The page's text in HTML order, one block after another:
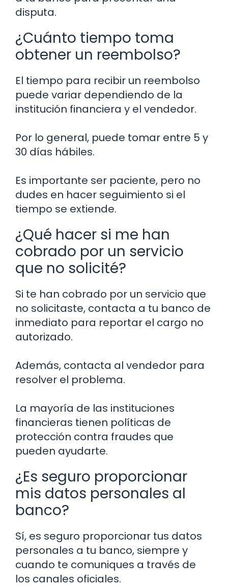
disputa.
¿Cuánto tiempo toma
obtener un reembolso?
El tiempo para recibir un reembolso
puede variar dependiendo de la
institución financiera y el vendedor.
Por lo general, puede tomar entre 5 y
30 días hábiles.
Es importante ser paciente, pero no
dudes en hacer seguimiento si el
tiempo se extiende.
¿Qué hacer si me han
cobrado por un servicio
que no solicité?
Si te han cobrado por un servicio que
no solicitaste, contacta a tu banco de
inmediato para reportar el cargo no
autorizado.
Además, contacta al vendedor para
resolver el problema.
La mayoría de las instituciones
financieras tienen políticas de
protección contra fraudes que
pueden ayudarte.
¿Es seguro proporcionar
mis datos personales al
banco?
Sí, es seguro proporcionar tus datos
personales a tu banco, siempre y
cuando te comuniques a través de
los canales oficiales.